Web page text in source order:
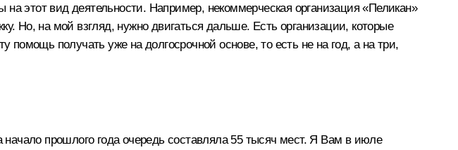
этот вид деятельности. Например, некоммерческая организация «Пеликан»
Но, на мой взгляд, нужно двигаться дальше. Есть организации, которые
помощь получать уже на долгосрочной основе, то есть не на год, а на три,
начало прошлого года очередь составляла 55 тысяч мест. Я Вам в июле